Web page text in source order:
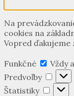
Na
cookies na
Vopred ďakujeme
Funkčné
Vždy
Predvoľby
Štatistiky